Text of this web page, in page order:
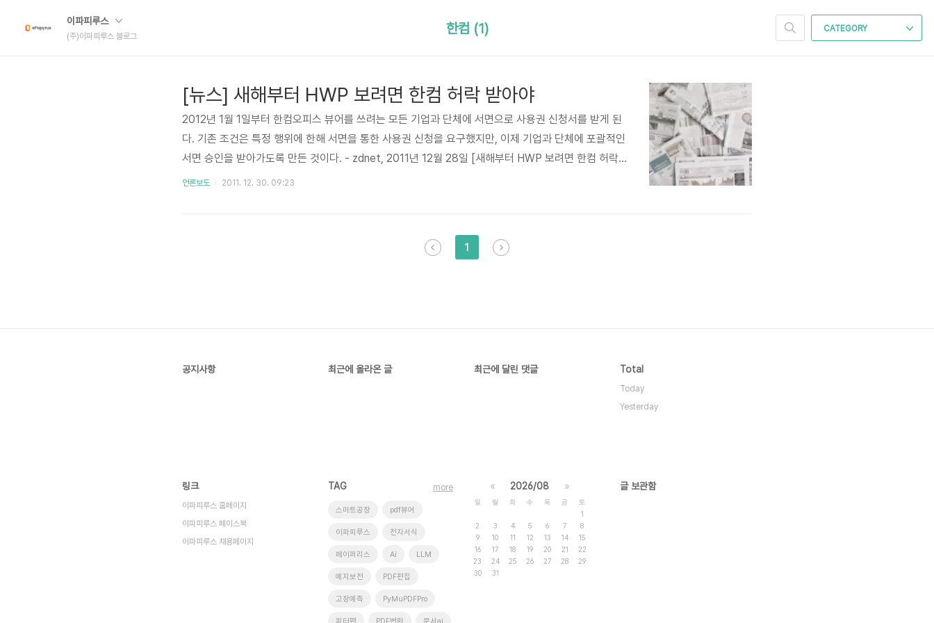
이파피루스
(주)이파피루스 블로그
CATEGORY
한컴 (1)
[뉴스] 새해부터 HWP 보려면 한컴 허락 받아야
2012년 1월 1일부터 한컴오피스 뷰어를 쓰려는 모든 기업과 단체에 서면으로 사용권 신청서를 받게 된
다. 기존 조건은 특정 행위에 한해 서면을 통한 사용권 신청을 요구했지만, 이제 기업과 단체에 포괄적인
서면 승인을 받아가도록 만든 것이다. - zdnet, 2011년 12월 28일 [새해부터 HWP 보려면 한컴 허락
받아야] 기사 중 발췌 아주 어이없는 라이선스 정책을 한컴이 만들었네요. 한글 파일을 보는데 필요한 한
횡포라며 토종 SW를 키워야 한다고 애국심에 호소했을테죠. 도대체 망해가는 한컴을 살려준 게 ..
언론보도 2011. 12. 30. 09:23
1
공지사항 최근에 올라온 글 최근에 달린 댓글 Total
Today
Yesterday
링크
이파피루스 홈페이지
이파피루스 페이스북
이파피루스 채용페이지
TAG
스마트공장 pdf뷰어
이파피루스 전자서식
페이퍼리스 Ai LLM
예지보전 PDF편집
고장예측 PyMuPDFPro
more « 2026/08 »
일 월 화 수 목 금
토
1
2
3 4 5 6 7
8
9
10 11 12 13 14
15
16
17 18 19 20 21
22
23
24 25 26 27 28
29
30
31
글 보관함